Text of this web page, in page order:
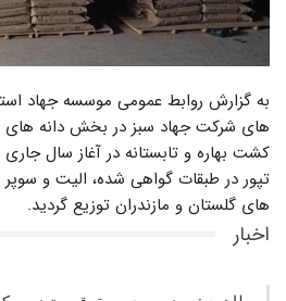
به گزارش روابط عمومی موسسه جهاد
های شرکت جهاد سبز در بخش دانه های
تپور در طبقات گواهی شده، الیت و
های گلستان و مازندران توزیع گردید.
اخبار